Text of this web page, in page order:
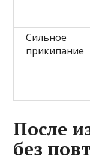
Сильное
прикипание
После
без